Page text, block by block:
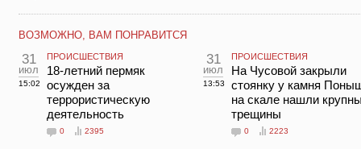
ВОЗМОЖНО, ВАМ ПОНРАВИТСЯ
31
июл
15:02
ПРОИСШЕСТВИЯ
18-летний пермяк
осужден за
террористическую
деятельность
0 2395
31
июл
13:53
ПРОИСШЕСТВИЯ
На Чусовой закрыли
стоянку у камня
на скале нашли
трещины
0 2223